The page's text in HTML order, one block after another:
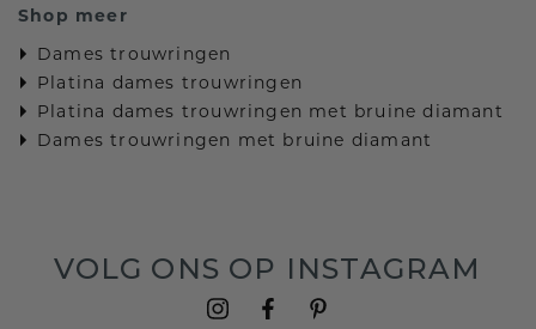
Shop meer
Dames trouwringen
Platina dames trouwringen
Platina dames trouwringen met bruine diamant
Dames trouwringen met bruine diamant
VOLG ONS OP INSTAGRAM